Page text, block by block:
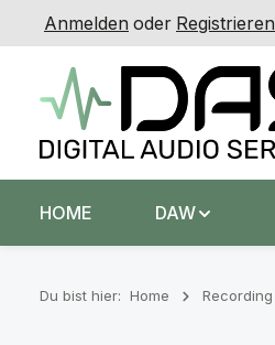
Hauptinhalt springen
Zur Suche springen
Zur Hauptnavigation springen
Anmelden oder Registrieren
HOME DAW
Du bist hier: Home Recording